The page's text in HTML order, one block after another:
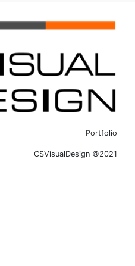
Portfolio
CSVisualDesign ©2021